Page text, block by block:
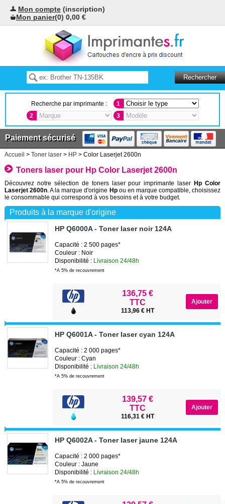
Mon compte (inscription)
Mon panier(0) 0,00 €
Recherche par imprimante :
1
2
3
Paiement sécurisé
Accueil > Toner laser> HP> Color Laserjet 2600n
Toners laser pour Hp Color Laserjet 2600n
Découvrez notre sélection de toners laser pour imprimante laserHp Color
Laserjet 2600n . A la marque d'origine Hpou en marque compatible, choisissez
le consommable qui correspond à vos besoins et à votre budget.
Produits à la marque d'origine
HP Q6000A - Toner laser noir 124A
Capacité : 2 500 pages*
Couleur : Noir
Disponibilité : Livraison 24/48h
*A 5% de recouvrement
136,75 €
TTC
113,96 € HT
HP Q6001A - Toner laser cyan 124A
Capacité : 2 000 pages*
Couleur : Cyan
Disponibilité : Livraison 24/48h
*A 5% de recouvrement
139,57 €
TTC
116,31 € HT
HP Q6002A - Toner laser jaune 124A
Capacité : 2 000 pages*
Couleur : Jaune
Disponibilité : Livraison 24/48h
*A 5% de recouvrement